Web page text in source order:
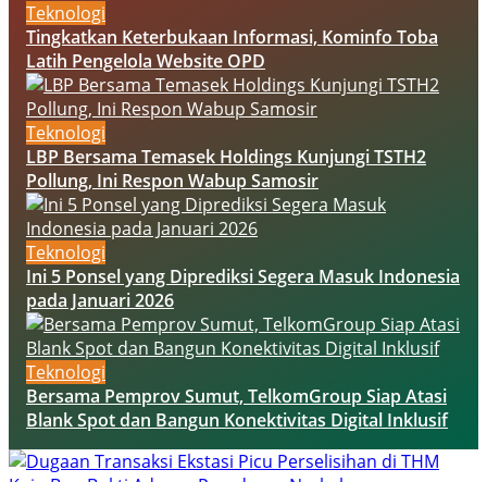
Teknologi
Tingkatkan Keterbukaan Informasi, Kominfo Toba
Latih Pengelola Website OPD
Teknologi
LBP Bersama Temasek Holdings Kunjungi TSTH2
Pollung, Ini Respon Wabup Samosir
Teknologi
Ini 5 Ponsel yang Diprediksi Segera Masuk Indonesia
pada Januari 2026
Teknologi
Bersama Pemprov Sumut, TelkomGroup Siap Atasi
Blank Spot dan Bangun Konektivitas Digital Inklusif